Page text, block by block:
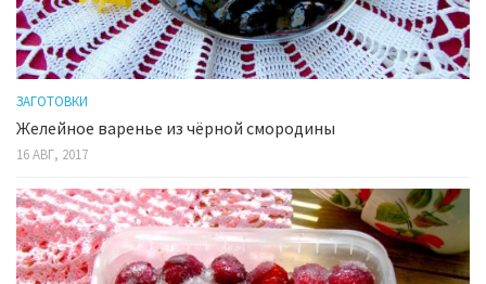
ЗАГОТОВКИ
Желейное варенье из чёрной смородины
16 АВГ, 2017